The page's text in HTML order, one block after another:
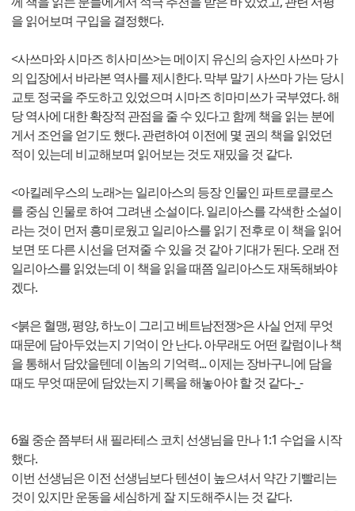
을 읽어보며 구입을 결정했다.
<사쓰마와 시마즈 히사미쓰>는 메이지 유신의 승자인 사쓰마 가
의 입장에서 바라본 역사를 제시한다. 막부 말기 사쓰마 가는 당시
교토 정국을 주도하고 있었으며 시마즈 히마미쓰가 국부였다. 해
당 역사에 대한 확장적 관점을 줄 수 있다고 함께 책을 읽는 분에
게서 조언을 얻기도 했다. 관련하여 이전에 몇 권의 책을 읽었던
적이 있는데 비교해보며 읽어보는 것도 재밌을 것 같다.
<아킬레우스의 노래>는 일리아스의 등장 인물인 파트로클로스
를 중심 인물로 하여 그려낸 소설이다. 일리아스를 각색한 소설이
라는 것이 먼저 흥미로웠고 일리아스를 읽기 전후로 이 책을 읽어
보면 또 다른 시선을 던져줄 수 있을 것 같아 기대가 된다. 오래 전
일리아스를 읽었는데 이 책을 읽을 때쯤 일리아스도 재독해봐야
겠다.
<붉은 혈맹, 평양, 하노이 그리고 베트남전쟁>은 사실 언제 무엇
때문에 담아두었는지 기억이 안 난다. 아무래도 어떤 칼럼이나 책
을 통해서 담았을텐데 이놈의 기억력... 이제는 장바구니에 담을
때도 무엇 때문에 담았는지 기록을 해놓아야 할 것 같다-_-
6월 중순 쯤부터 새 필라테스 코치 선생님을 만나 1:1 수업을 시작
했다.
이번 선생님은 이전 선생님보다 텐션이 높으셔서 약간 기빨리는
것이 있지만 운동을 세심하게 잘 지도해주시는 것 같다.